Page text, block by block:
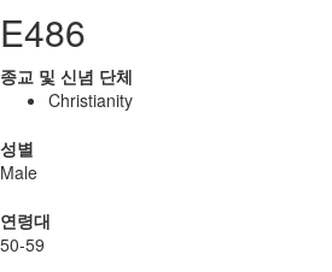
E486
종교 및 신념 단체
Christianity
성별
Male
연령대
50-59